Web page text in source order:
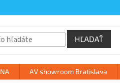
HĽADAŤ
AV showroom Bratislava